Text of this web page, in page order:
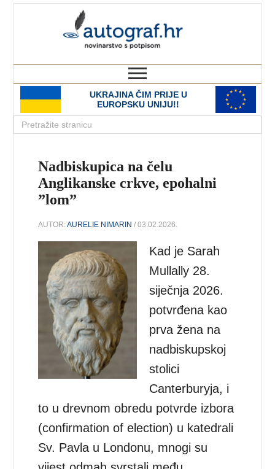
UKRAJINA ČIM PRIJE U
EUROPSKU UNIJU!!
Nadbiskupica na čelu
Anglikanske crkve, epohalni
”lom”
AUTOR:AURELIE NIMARIN / 03.02.2026.
Kad je Sarah
Mullally 28.
siječnja 2026.
potvrđena kao
prva žena na
nadbiskupskoj
stolici
Canterburyja, i
to u drevnom obredu potvrde izbora
(confirmation of election) u katedrali
Sv. Pavla u Londonu, mnogi su